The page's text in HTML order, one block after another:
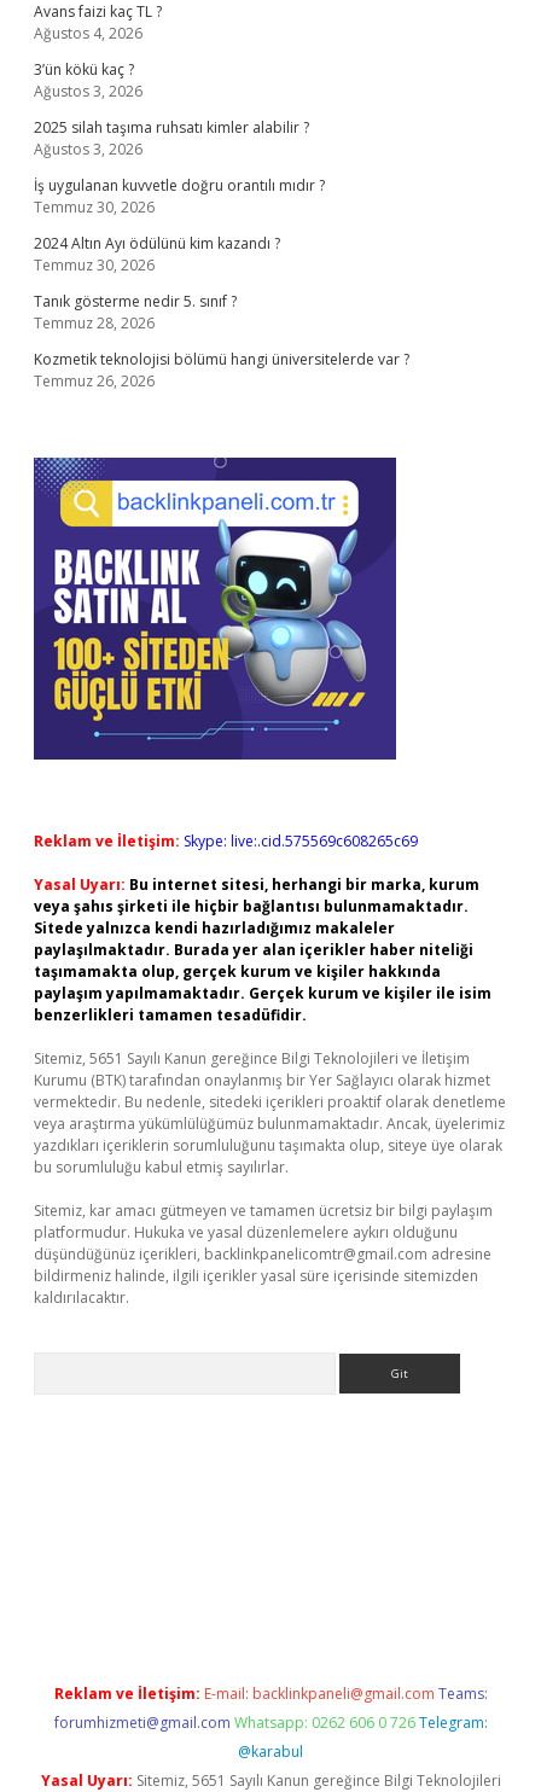
Avans faizi kaç TL ?
Ağustos 4, 2026
3’ün kökü kaç ?
Ağustos 3, 2026
2025 silah taşıma ruhsatı kimler alabilir ?
Ağustos 3, 2026
İş uygulanan kuvvetle doğru orantılı mıdır ?
Temmuz 30, 2026
2024 Altın Ayı ödülünü kim kazandı ?
Temmuz 30, 2026
Tanık gösterme nedir 5. sınıf ?
Temmuz 28, 2026
Kozmetik teknolojisi bölümü hangi üniversitelerde var ?
Temmuz 26, 2026
Reklam ve İletişim: Skype: live:.cid.575569c608265c69
Yasal Uyarı: Bu internet sitesi, herhangi bir marka, kurum
veya şahıs şirketi ile hiçbir bağlantısı bulunmamaktadır.
Sitede yalnızca kendi hazırladığımız makaleler
paylaşılmaktadır. Burada yer alan içerikler haber niteliği
taşımamakta olup, gerçek kurum ve kişiler hakkında
paylaşım yapılmamaktadır. Gerçek kurum ve kişiler ile isim
benzerlikleri tamamen tesadüfidir.
Sitemiz, 5651 Sayılı Kanun gereğince Bilgi Teknolojileri ve İletişim
Kurumu (BTK) tarafından onaylanmış bir Yer Sağlayıcı olarak hizmet
vermektedir. Bu nedenle, sitedeki içerikleri proaktif olarak denetleme
veya araştırma yükümlülüğümüz bulunmamaktadır. Ancak, üyelerimiz
yazdıkları içeriklerin sorumluluğunu taşımakta olup, siteye üye olarak
bu sorumluluğu kabul etmiş sayılırlar.
Sitemiz, kar amacı gütmeyen ve tamamen ücretsiz bir bilgi paylaşım
platformudur. Hukuka ve yasal düzenlemelere aykırı olduğunu
düşündüğünüz içerikleri, backlinkpanelicomtr@gmail.com adresine
bildirmeniz halinde, ilgili içerikler yasal süre içerisinde sitemizden
kaldırılacaktır.
Reklam ve İletişim: E-mail: backlinkpaneli@gmail.com Teams:
forumhizmeti@gmail.com Whatsapp: 0262 606 0 726 Telegram:
@karabul
Yasal Uyarı: Sitemiz, 5651 Sayılı Kanun gereğince Bilgi Teknolojileri